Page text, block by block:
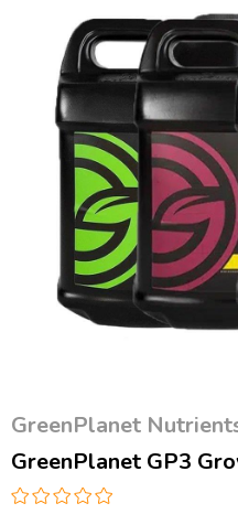
GreenPlanet
GreenPlanet GP3